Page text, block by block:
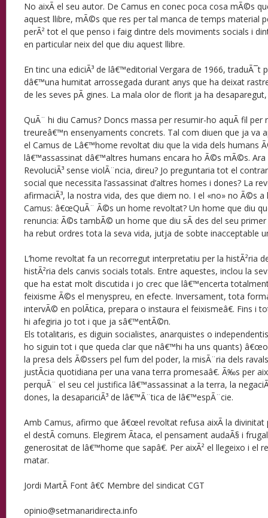
No aixÃ­ el seu autor. De Camus en conec poca cosa mÃ©s
aquest llibre, mÃ©s que res per tal manca de temps material
perÃ² tot el que penso i faig dintre dels moviments socials i
en particular neix del que diu aquest llibre.
En tinc una ediciÃ³ de lâ€™editorial Vergara de 1966, traduÃ¯t
dâ€™una humitat arrossegada durant anys que ha deixat
de les seves pÃ gines. La mala olor de florit ja ha
QuÃ¨ hi diu Camus? Doncs massa per resumir-ho aquÃ­ fil per
treureâ€™n ensenyaments concrets. Tal com diuen que ja va
el Camus de Lâ€™home revoltat diu que la vida dels humans
lâ€™assassinat dâ€™altres humans encara ho Ã©s mÃ©s.
RevoluciÃ³ sense violÃ¨ncia, direu? Jo preguntaria tot el
social que necessita l’assassinat d’altres homes i dones? La
afirmaciÃ³, la nostra vida, des que diem no. I el «no» no Ã©s a
Camus: â€œQuÃ¨ Ã©s un home revoltat? Un home que diu
renuncia: Ã©s tambÃ© un home que diu sÃ­ des del seu
ha rebut ordres tota la seva vida, jutja de sobte inacceptable
L’home revoltat fa un recorregut interpretatiu per la histÃ²ria
histÃ²ria dels canvis socials totals. Entre aquestes, inclou la
que ha estat molt discutida i jo crec que lâ€™encerta
feixisme Ã©s el menyspreu, en efecte. Inversament, tota
intervÃ© en polÃ­tica, prepara o instaura el feixismeâ€. Fins i
hi afegiria jo tot i que ja sâ€™entÃ©n.
Els totalitaris, es diguin socialistes, anarquistes o
ho siguin tot i que queda clar que nâ€™hi ha uns quants)
la presa dels Ã©ssers pel fum del poder, la misÃ¨ria dels
justÃ­cia quotidiana per una vana terra promesaâ€. Ã‰s per
perquÃ¨ el seu cel justifica lâ€™assassinat a la terra, la
dones, la desapariciÃ³ de lâ€™Ã¨tica de lâ€™espÃ¨cie.
Amb Camus, afirmo que â€œel revoltat refusa aixÃ­ la divinitat
el destÃ­ comuns. Elegirem Ãtaca, el pensament audaÃ§ i
generositat de lâ€™home que sapâ€. Per aixÃ² el llegeixo i el
matar.
Jordi MartÃ­ Font â€¢ Membre del sindicat CGT
opinio@setmanaridirecta.info